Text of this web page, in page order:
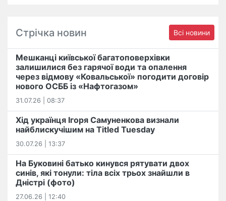
Стрічка новин Всі новини
Мешканці київської багатоповерхівки
залишилися без гарячої води та опалення
через відмову «Ковальської» погодити договір
нового ОСББ із «Нафтогазом»
31.07.26 | 08:37
Хід українця Ігоря Самуненкова визнали
найблискучішим на Titled Tuesday
30.07.26 | 13:37
На Буковині батько кинувся рятувати двох
синів, які тонули: тіла всіх трьох знайшли в
Дністрі (фото)
27.06.26 | 12:40